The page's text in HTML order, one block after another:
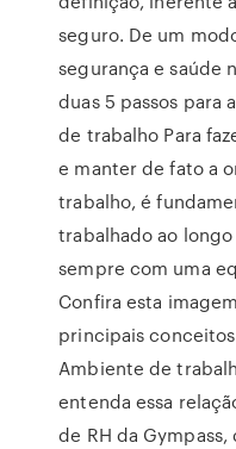
seguro. De um
segurança e saúde
duas 5 passos para
de trabalho Para
e manter de fato a
trabalho, é
trabalhado ao
sempre com uma
Confira esta
principais
Ambiente de
entenda essa
de RH da